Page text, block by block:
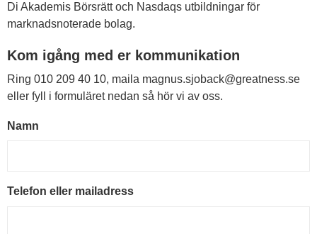
Di Akademis Börsrätt och Nasdaqs utbildningar för
marknadsnoterade bolag.
Kom igång med er kommunikation
Ring 010 209 40 10, maila magnus.sjoback@greatness.se
eller fyll i formuläret nedan så hör vi av oss.
Namn
Telefon eller mailadress